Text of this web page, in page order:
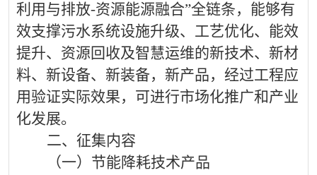
利用与排放-资源能源融合”全链条，能够有
效支撑污水系统设施升级、工艺优化、能效
提升、资源回收及智慧运维的新技术、新材
料、新设备、新装备，新产品，经过工程应
用验证实际效果，可进行市场化推广和产业
化发展。
二、征集内容
（一）节能降耗技术产品